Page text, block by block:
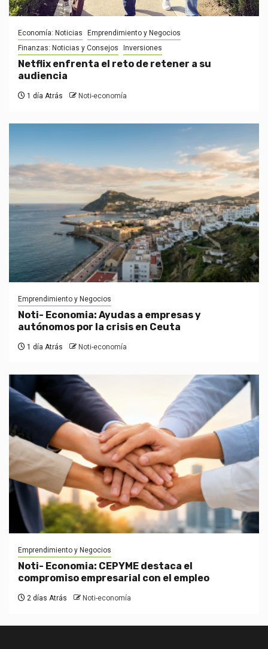
Economía: Noticias
Emprendimiento y Negocios
Finanzas: Noticias y Consejos
Inversiones
Netflix enfrenta el reto de retener a su
audiencia
1 día Atrás Noti-economía
Emprendimiento y Negocios
Noti- Economia: Ayudas a empresas y
autónomos por la crisis en Ceuta
1 día Atrás Noti-economía
Emprendimiento y Negocios
Noti- Economia: CEPYME destaca el
compromiso empresarial con el empleo
2 días Atrás Noti-economía